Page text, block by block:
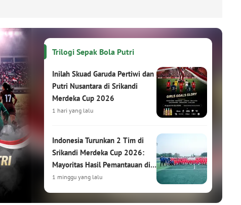
Trilogi Sepak Bola Putri
Inilah Skuad Garuda Pertiwi dan
Putri Nusantara di Srikandi
Merdeka Cup 2026
1 hari yang lalu
Indonesia Turunkan 2 Tim di
Srikandi Merdeka Cup 2026:
Mayoritas Hasil Pemantauan di
HYDROPLUS Soccer League
1 minggu yang lalu